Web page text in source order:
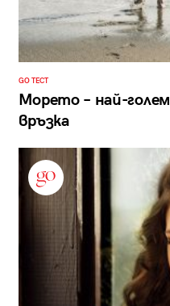
GO ТЕСТ
Морето – най-
връзка